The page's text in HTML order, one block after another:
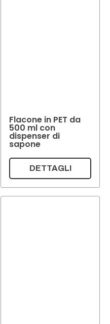
Flacone in PET da
500 ml con
dispenser di
sapone
DETTAGLI